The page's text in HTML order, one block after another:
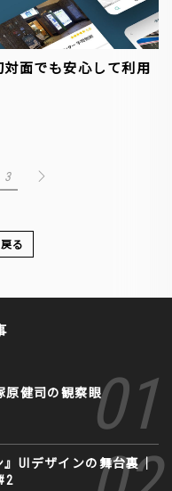
対面でも安心して利用
3
る
原健司の観察眼
UIデザインの舞台裏｜